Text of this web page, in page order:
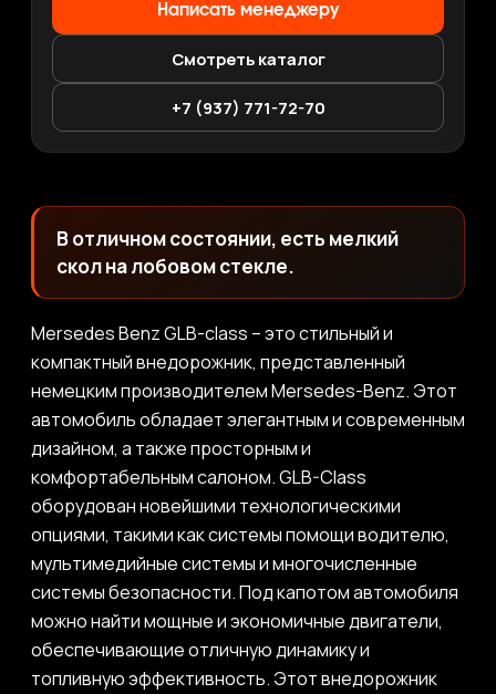
Написать менеджеру
Смотреть каталог
+7 (937) 771-72-70
В отличном состоянии, есть мелкий
скол на лобовом стекле.
Mersedes Benz GLB-class – это стильный и
компактный внедорожник, представленный
немецким производителем Mersedes-Benz. Этот
автомобиль обладает элегантным и современным
дизайном, а также просторным и
комфортабельным салоном. GLB-Class
оборудован новейшими технологическими
опциями, такими как системы помощи водителю,
мультимедийные системы и многочисленные
системы безопасности. Под капотом автомобиля
можно найти мощные и экономичные двигатели,
обеспечивающие отличную динамику и
топливную эффективность. Этот внедорожник